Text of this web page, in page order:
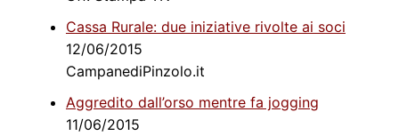
Cassa Rurale: due iniziative rivolte ai soci
12/06/2015
CampanediPinzolo.it
Aggredito dall’orso mentre fa jogging
11/06/2015